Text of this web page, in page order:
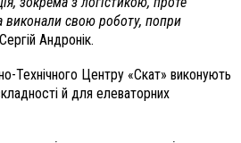
виконали свою роботу, попри
Андронік.
Технічного Центру «Скат» виконують
й для елеваторних